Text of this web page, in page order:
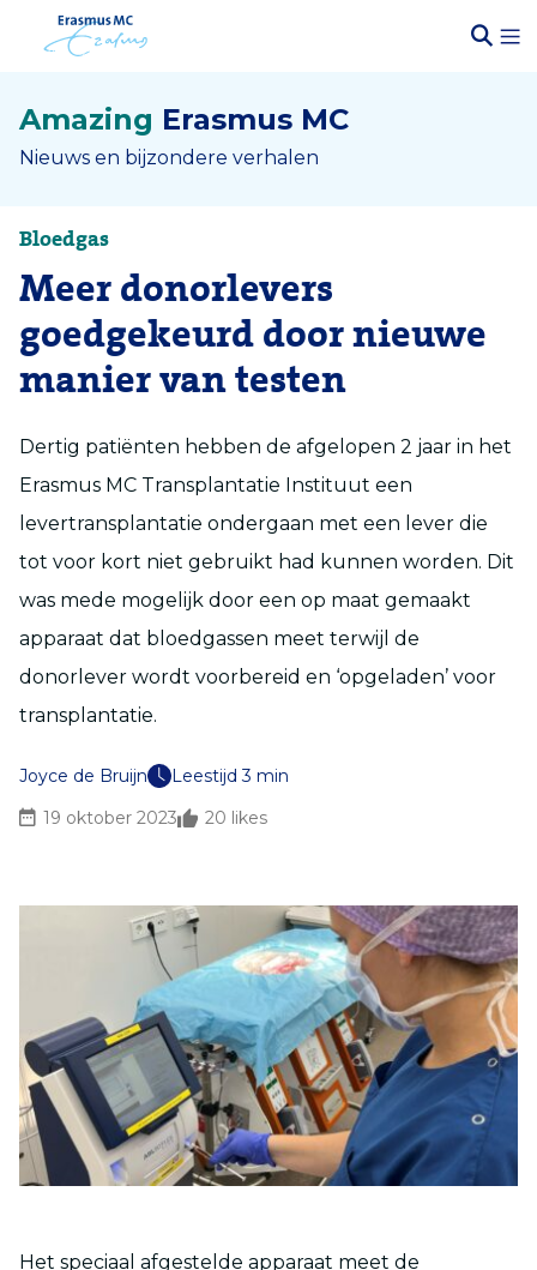
Amazing Erasmus MC
Nieuws en bijzondere verhalen
Bloedgas
Meer donorlevers
goedgekeurd door nieuwe
manier van testen
Dertig patiënten hebben de afgelopen 2 jaar in het
Erasmus MC Transplantatie Instituut een
levertransplantatie ondergaan met een lever die
tot voor kort niet gebruikt had kunnen worden. Dit
was mede mogelijk door een op maat gemaakt
apparaat dat bloedgassen meet terwijl de
donorlever wordt voorbereid en ‘opgeladen’ voor
transplantatie.
Joyce de Bruijn
Leestijd 3 min
19 oktober 2023
20 likes
Het speciaal afgestelde apparaat meet de